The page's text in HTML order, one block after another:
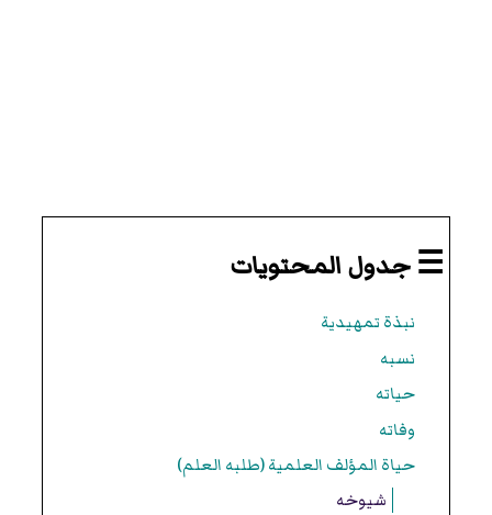
☰ جدول المحتويات
نبذة تمهيدية
نسبه
حياته
وفاته
حياة المؤلف العلمية (طلبه العلم)
شيوخه